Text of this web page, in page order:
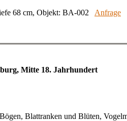
68 cm, Objekt: BA-002 Anfrage
Mitte 18. Jahrhundert
Blattranken und Blüten,